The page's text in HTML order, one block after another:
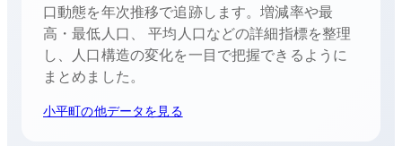
口動態を年次推移で追跡します。増減率や最
高・最低人口、 平均人口などの詳細指標を整理
し、人口構造の変化を一目で把握できるように
まとめました。
小平町の他データを見る